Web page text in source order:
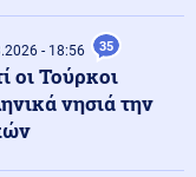
ισραηλινών
- Τι απαντά το
την τριμερή
Αραβίας στη Μέκκα
- 18:56 35
οι Τούρκοι
νησιά την